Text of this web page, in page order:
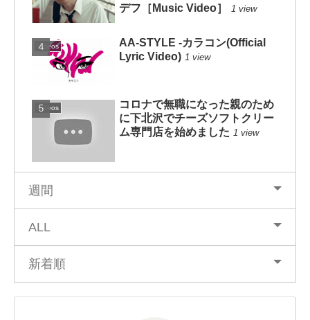
デフ［Music Video］
1 view
Videos
AA-STYLE -カラコン(Official
Lyric Video) 1 view
Videos
コロナで無職になった親のため
に下北沢でチーズソフトクリー
ム専門店を始めました 1 view
週間
ALL
新着順